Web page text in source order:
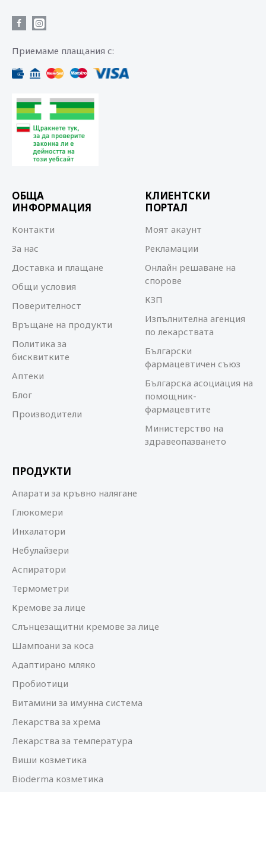
Приемаме плащания с:
ОБЩА
ИНФОРМАЦИЯ
Контакти
За нас
Доставка и плащане
Общи условия
Поверителност
Връщане на продукти
Политика за
бисквитките
Аптеки
Блог
Производители
КЛИЕНТСКИ
ПОРТАЛ
Моят акаунт
Рекламации
Онлайн решаване на
спорове
КЗП
Изпълнителна агенция
по лекарствата
Български
фармацевтичен съюз
Българска асоциация на
помощник-
фармацевтите
Министерство на
здравеопазването
ПРОДУКТИ
Апарати за кръвно налягане
Глюкомери
Инхалатори
Небулайзери
Аспиратори
Термометри
Кремове за лице
Слънцезащитни кремове за лице
Шампоани за коса
Адаптирано мляко
Пробиотици
Витамини за имунна система
Лекарства за хрема
Лекарства за температура
Виши козметика
Bioderma козметика